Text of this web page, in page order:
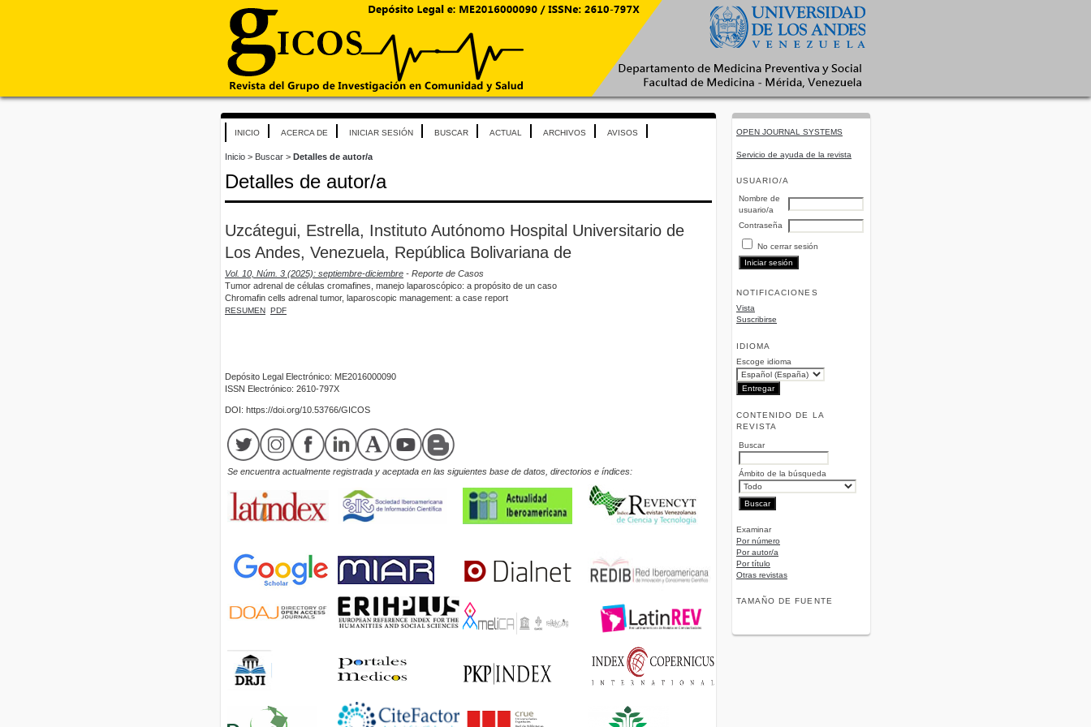
OPEN JOURNAL SYSTEMS
Servicio de ayuda de la revista
USUARIO/A
Nombre de
usuario/a
Contraseña
No cerrar sesión
NOTIFICACIONES
Vista
Suscribirse
IDIOMA
Escoge idioma
CONTENIDO DE LA
REVISTA
Buscar
Ámbito de la búsqueda
Examinar
Por número
Por autor/a
Por título
Otras revistas
TAMAÑO DE FUENTE
INICIO ACERCA DE INICIAR SESIÓN BUSCAR ACTUAL ARCHIVOS AVISOS
Inicio > Buscar > Detalles de autor/a
Detalles de autor/a
Uzcátegui, Estrella, Instituto Autónomo Hospital Universitario de
Los Andes, Venezuela, República Bolivariana de
Vol. 10, Núm. 3 (2025): septiembre-diciembre - Reporte de Casos
Tumor adrenal de células cromafines, manejo laparoscópico: a propósito de un caso
Chromafin cells adrenal tumor, laparoscopic management: a case report
RESUMEN PDF
Depósito Legal Electrónico: ME2016000090
ISSN Electrónico: 2610-797X
DOI: https://doi.org/10.53766/GICOS
Se encuentra actualmente registrada y aceptada en las siguientes base de datos, directorios e índices: